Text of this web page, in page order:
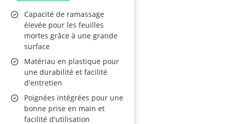
Capacité de ramassage
élevée pour les feuilles
mortes grâce à une grande
surface
Matériau en plastique pour
une durabilité et facilité
d'entretien
Poignées intégrées pour une
bonne prise en main et
facilité d'utilisation